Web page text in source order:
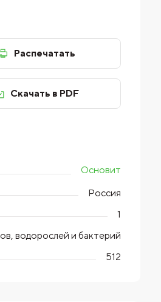
Распечатать
Скачать в PDF
Основит
Россия
1
водорослей и бактерий
512